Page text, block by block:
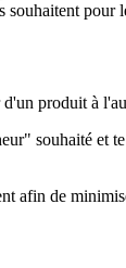
souhaitent pour
produit à
souhaité et
afin de